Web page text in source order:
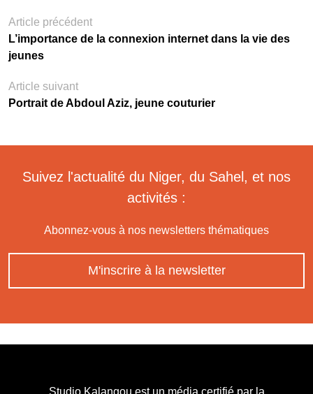
Article précédent
L’importance de la connexion internet dans la vie des
jeunes
Article suivant
Portrait de Abdoul Aziz, jeune couturier
Suivez l'actualité du Niger, du Sahel, et nos
activités :
Abonnez-vous à nos newsletters thématiques
M'inscrire à la newsletter
Studio Kalangou est un média certifié par la